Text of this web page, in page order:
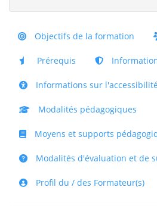
Objectifs de la formation
Prérequis
Informations sur l'accessibilité
Modalités pédagogiques
Moyens et supports
Modalités d'évaluation et de
Profil du / des Formateur(s)